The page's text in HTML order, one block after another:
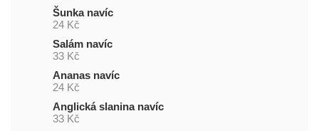
Šunka navíc
24 Kč
Salám navíc
33 Kč
Ananas navíc
24 Kč
Anglická slanina navíc
33 Kč